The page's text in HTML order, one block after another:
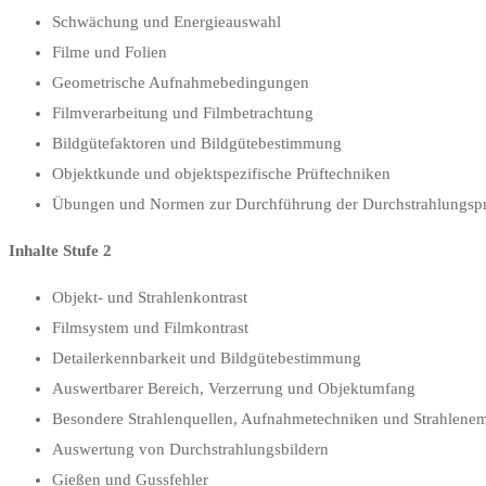
Schwächung und Energieauswahl
Filme und Folien
Geometrische Aufnahmebedingungen
Filmverarbeitung und Filmbetrachtung
Bildgütefaktoren und Bildgütebestimmung
Objektkunde und objektspezifische Prüftechniken
Übungen und Normen zur Durchführung der
Inhalte Stufe 2
Objekt- und Strahlenkontrast
Filmsystem und Filmkontrast
Detailerkennbarkeit und Bildgütebestimmung
Auswertbarer Bereich, Verzerrung und Objektumfang
Besondere Strahlenquellen, Aufnahmetechniken und
Auswertung von Durchstrahlungsbildern
Gießen und Gussfehler